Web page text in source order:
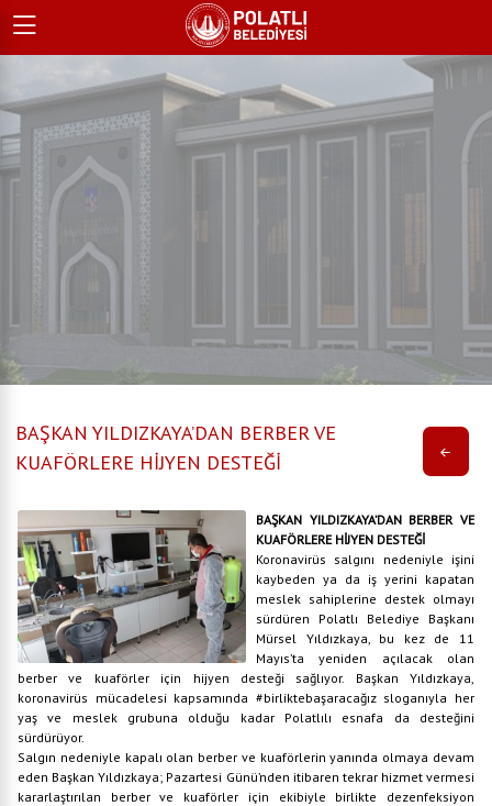
BAŞKAN YILDIZKAYA’DAN BERBER VE
KUAFÖRLERE HİJYEN DESTEĞİ
BAŞKAN YILDIZKAYA’DAN BERBER VE
KUAFÖRLERE HİJYEN DESTEĞİ
Koronavirüs salgını nedeniyle işini
kaybeden ya da iş yerini kapatan
meslek sahiplerine destek olmayı
sürdüren Polatlı Belediye Başkanı
Mürsel Yıldızkaya, bu kez de 11
Mayıs’ta yeniden açılacak olan
berber ve kuaförler için hijyen desteği sağlıyor. Başkan Yıldızkaya,
koronavirüs mücadelesi kapsamında #birliktebaşaracağız sloganıyla her
yaş ve meslek grubuna olduğu kadar Polatlılı esnafa da desteğini
sürdürüyor.
Salgın nedeniyle kapalı olan berber ve kuaförlerin yanında olmaya devam
eden Başkan Yıldızkaya; Pazartesi Günü’nden itibaren tekrar hizmet vermesi
kararlaştırılan berber ve kuaförler için ekibiyle birlikte dezenfeksiyon